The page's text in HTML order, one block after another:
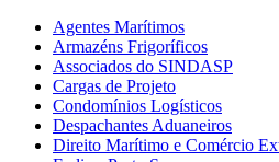
Agentes Marítimos
Armazéns Frigoríficos
Associados do SINDASP
Cargas de Projeto
Condomínios Logísticos
Despachantes Aduaneiros
Direito Marítimo e Comércio